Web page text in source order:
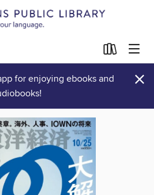
for enjoying ebooks and
×